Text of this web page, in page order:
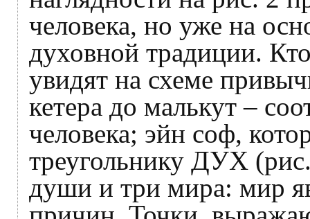
человека, но уже на
духовной традиции.
увидят на схеме
кетера до малькут –
человека; эйн соф,
треугольнику ДУХ
души и три мира: мир